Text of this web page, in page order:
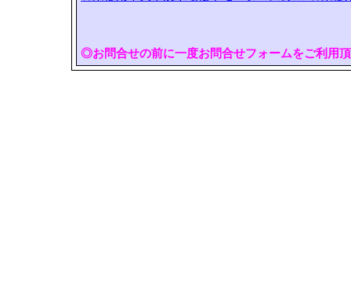
◎お問合せの前に一度お問合せフォームをご利用